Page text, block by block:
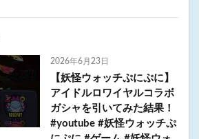
2026年6月23日
【妖怪ウォッチぷにぷに】
アイドルロワイヤルコラボ
ガシャを引いてみた結果！
#youtube #妖怪ウォッチぷ